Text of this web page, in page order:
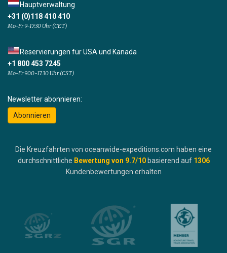
Hauptverwaltung
+31 (0)118 410 410
Mo-Fr 9-17:30 Uhr (CET)
Reservierungen für USA und Kanada
+1 800 453 7245
Mo-Fr 9.00-17.30 Uhr (CST)
Newsletter abonnieren:
Abonnieren
Die Kreuzfahrten von oceanwide-expeditions.com haben eine
durchschnittliche Bewertung von 9.7/10 basierend auf 1306
Kundenbewertungen erhalten